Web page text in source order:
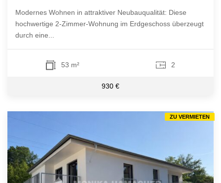
Modernes Wohnen in attraktiver Neubauqualität: Diese
hochwertige 2-Zimmer-Wohnung im Erdgeschoss überzeugt
durch eine...
53 m² 2
930 €
ZU VERMIETEN